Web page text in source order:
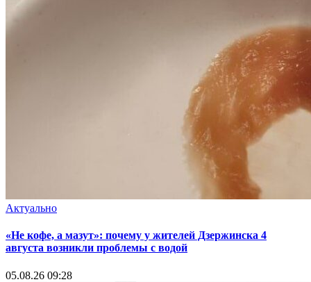
Актуально
«Не кофе, а мазут»: почему у жителей Дзержинска 4
августа возникли проблемы с водой
05.08.26 09:28